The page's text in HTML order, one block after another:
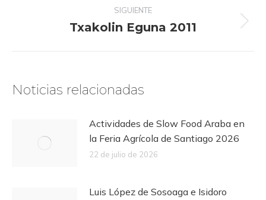
SIGUIENTE
Publicación
Txakolin Eguna 2011
Noticias relacionadas
Actividades de Slow Food Araba en
la Feria Agrícola de Santiago 2026
22 de julio de 2026
Luis López de Sosoaga e Isidoro